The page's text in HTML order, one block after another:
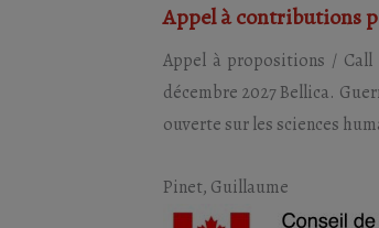
Appel à contributions
Appel à propositions / Call
décembre 2027 Bellica.
ouverte sur les sciences
Pinet, Guillaume